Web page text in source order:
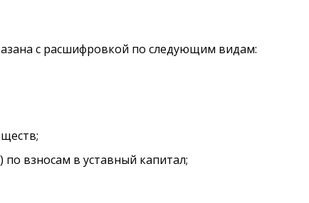
с расшифровкой по следующим видам:
взносам в уставный капитал;